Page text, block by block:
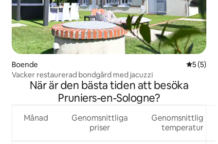
Boende 5 av 5 i
5 (5)
Vacker restaurerad bondgård med jacuzzi
När är den bästa tiden att besöka
Pruniers-en-Sologne?
Månad
Genomsnittliga
priser
Genomsnittlig
temperatur